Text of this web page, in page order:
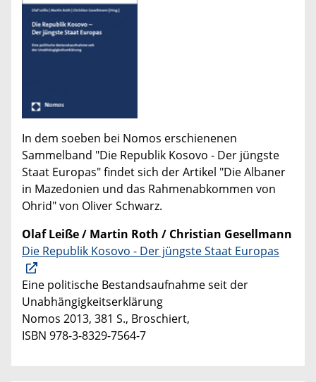
In dem soeben bei Nomos erschienenen
Sammelband "Die Republik Kosovo - Der jüngste
Staat Europas" findet sich der Artikel "Die Albaner
in Mazedonien und das Rahmenabkommen von
Ohrid" von Oliver Schwarz.
Olaf Leiße / Martin Roth / Christian Gesellmann
Die Republik Kosovo - Der jüngste Staat Europas
Eine politische Bestandsaufnahme seit der
Unabhängigkeitserklärung
Nomos 2013, 381 S., Broschiert,
ISBN 978-3-8329-7564-7